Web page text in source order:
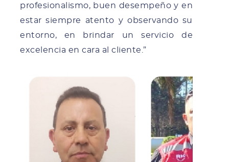
profesionalismo, buen desempeño y en
estar siempre atento y observando su
entorno, en brindar un servicio de
excelencia en cara al cliente.”